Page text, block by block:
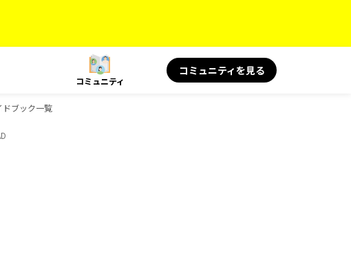
コミュニティ
コミュニティを見る
ドブック一覧